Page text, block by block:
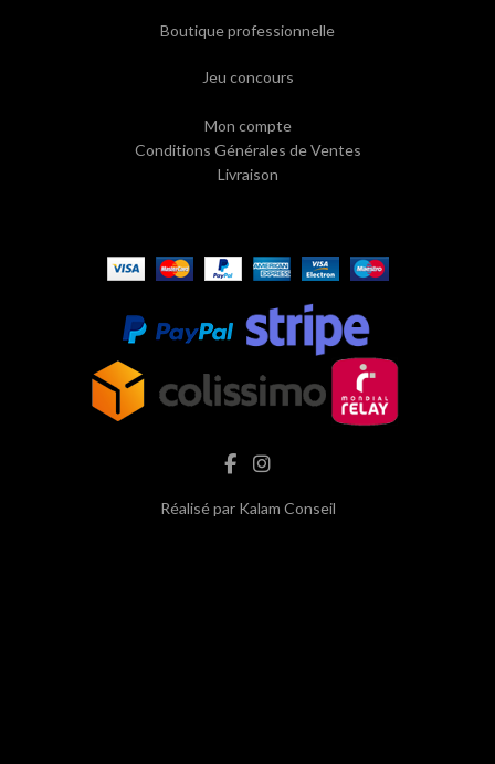
Boutique professionnelle
Jeu concours
Mon compte
Conditions Générales de Ventes
Livraison
Réalisé par Kalam Conseil